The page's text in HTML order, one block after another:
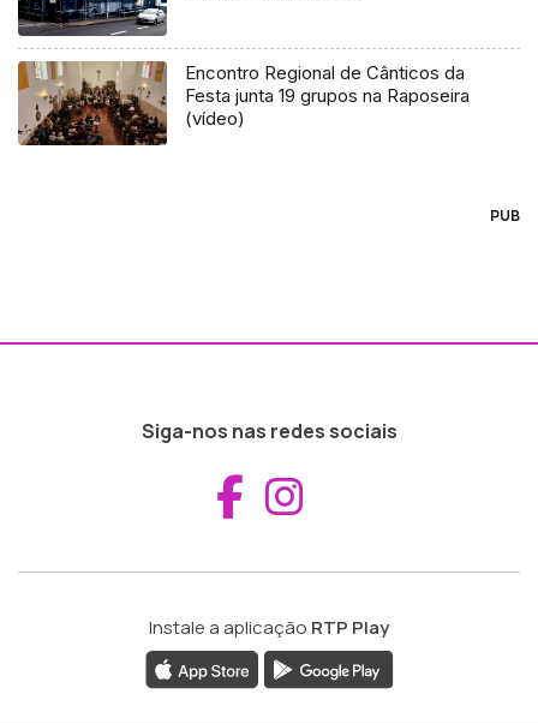
Encontro Regional de Cânticos da
Festa junta 19 grupos na Raposeira
(vídeo)
PUB
Siga-nos nas redes sociais
Aceder ao
Instale a aplicação RTP Play